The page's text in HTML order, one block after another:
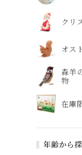
クリ
オス
森羊
物
在庫
年齢から